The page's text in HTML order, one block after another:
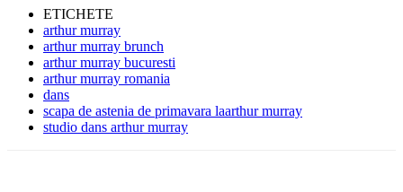
ETICHETE
arthur murray
arthur murray brunch
arthur murray bucuresti
arthur murray romania
dans
scapa de astenia de primavara laarthur murray
studio dans arthur murray